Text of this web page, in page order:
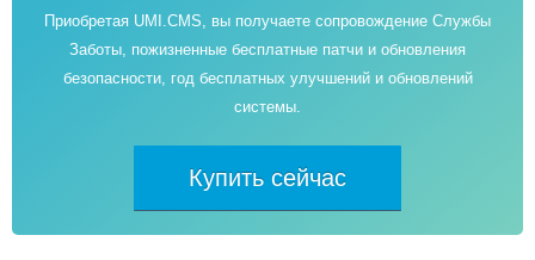
Приобретая UMI.CMS, вы получаете сопровождение Службы
Заботы, пожизненные бесплатные патчи и обновления
безопасности, год бесплатных улучшений и обновлений
системы.
Купить сейчас